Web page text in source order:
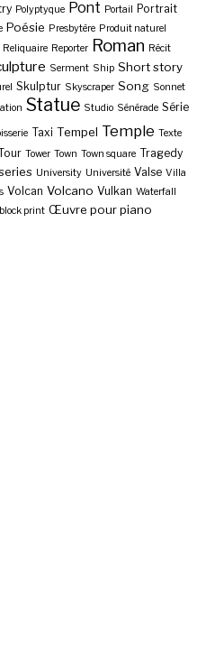
Polyptyque Pont Portail Portrait
Poésie Presbytère Produit naturel
Reliquaire Reporter Roman Récit
Serment Ship Short story
Skulptur Skyscraper Song Sonnet
Statue Studio Sénérade Série
Taxi Tempel Temple Texte
Tower Town Town square Tragedy
University Université Valse Villa
Volcan Volcano Vulkan Waterfall
print Œuvre pour piano